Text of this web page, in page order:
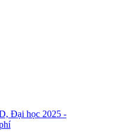
Đại học 2025 -